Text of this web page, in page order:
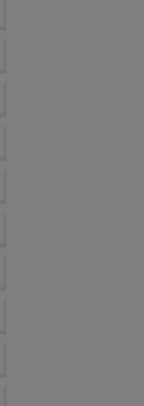
es uns
wir unsere
Inhalt
auf
an